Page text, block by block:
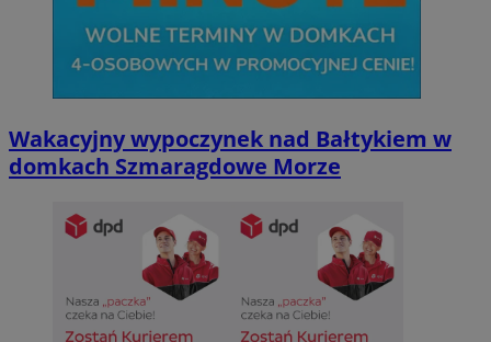
Wakacyjny wypoczynek nad Bałtykiem w
domkach Szmaragdowe Morze